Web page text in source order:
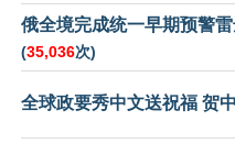
俄全境完成统一早期预警
(35,036次)
全球政要秀中文送祝福 贺